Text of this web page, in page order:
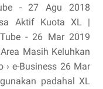
- 27 Agu 2018
Aktif Kuota XL |
- 26 Mar 2019
Masih Keluhkan
› e-Business 26 Mar
padahal XL